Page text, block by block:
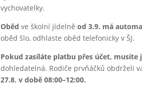
vychovatelky.
Oběd ve školní jídelněod 3.9. má
oběd šlo, odhlaste oběd telefonicky v ŠJ.
Pokud zasíláte platbu přes účet,
dohledatelná. Rodiče prvňáčků obdrželi
27.8. v době 08:00–12:00.